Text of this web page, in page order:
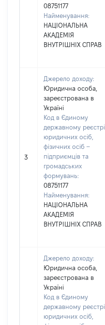
08751177
Найменування:
НАЦІОНАЛЬНА
АКАДЕМІЯ
ВНУТРІШНІХ СПРАВ
3
Джерело доходу:
Юридична особа,
зареєстрована в
Україні
Код в Єдиному
державному реєстрі
юридичних осіб,
фізичних осіб –
підприємців та
громадських
формувань:
08751177
Найменування:
НАЦІОНАЛЬНА
АКАДЕМІЯ
ВНУТРІШНІХ СПРАВ
Джерело доходу:
Юридична особа,
зареєстрована в
Україні
Код в Єдиному
державному реєстрі
юридичних осіб,